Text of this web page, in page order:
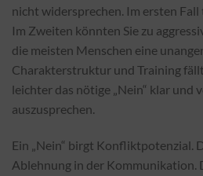
nicht widersprechen. Im ersten
Im Zweiten könnten Sie zu
die meisten Menschen eine
Charakterstruktur und Training
leichter das nötige „Nein“ klar und
auszusprechen.
Ein „Nein“ birgt Konfliktpotenzial.
Ablehnung in der Kommunikation.